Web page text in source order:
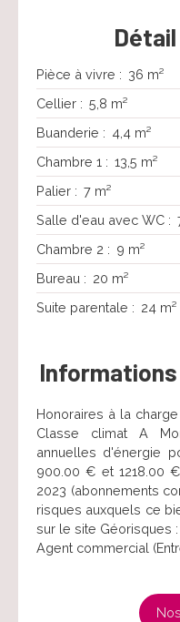
Détail
Pièce à vivre : 36 m²
Cellier : 5,8 m²
Buanderie : 4,4 m²
Chambre 1 : 13,5 m²
Palier : 7 m²
Salle d'eau avec WC :
Chambre 2 : 9 m²
Bureau : 20 m²
Suite parentale : 24 m²
Informations
Honoraires à la
Classe climat A
annuelles d'énergie
900.00 € et 1218.00
2023 (abonnements
risques auxquels ce
sur le site Géorisques
Agent commercial